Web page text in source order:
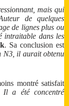
mais qui
de quelques
de lignes plus ou
intraitable dans les
. Sa conclusion est
N3, il aurait obtenu
montré satisfait
a été concentré